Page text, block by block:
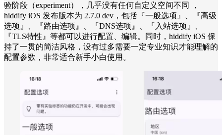
验阶段（experiment），几乎没有任何自定义空间不同 ，
hiddify iOS 发布版本为 2.7.0 dev，包括『一般选项』、『高级
选项』、『路由选项』、『DNS选项』、『入站选项』、
『TLS特性』等都可以进行配置、编辑。同时，hiddify iOS 保
持了一贯的简洁风格，没有过多需要一定专业知识才能理解的
配置参数，非常适合新手小白使用。